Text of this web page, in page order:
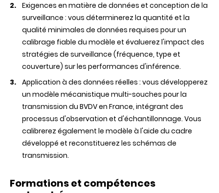
Exigences en matière de données et conception de la
surveillance : vous déterminerez la quantité et la
qualité minimales de données requises pour un
calibrage fiable du modèle et évaluerez l'impact des
stratégies de surveillance (fréquence, type et
couverture) sur les performances d'inférence.
Application à des données réelles : vous développerez
un modèle mécanistique multi-souches pour la
transmission du BVDV en France, intégrant des
processus d'observation et d'échantillonnage. Vous
calibrerez également le modèle à l'aide du cadre
développé et reconstituerez les schémas de
transmission.
Formations et compétences